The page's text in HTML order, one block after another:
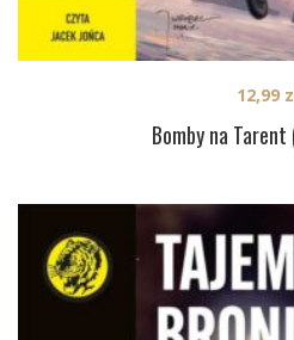
Bomby na
12,99